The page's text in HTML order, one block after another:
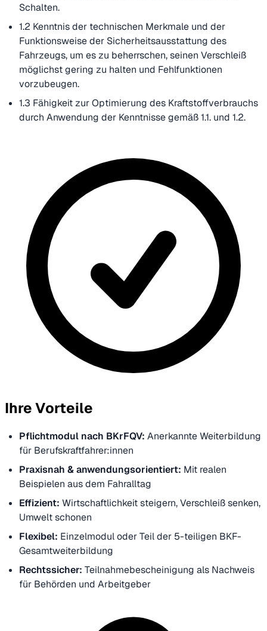
Schalten.
1.2 Kenntnis der technischen Merkmale und der
Funktionsweise der Sicherheitsausstattung des
Fahrzeugs, um es zu beherrschen, seinen Verschleiß
möglichst gering zu halten und Fehlfunktionen
vorzubeugen.
1.3 Fähigkeit zur Optimierung des Kraftstoffverbrauchs
durch Anwendung der Kenntnisse gemäß 1.1. und 1.2.
Ihre Vorteile
Pflichtmodul nach BKrFQV: Anerkannte Weiterbildung
für Berufskraftfahrer:innen
Praxisnah & anwendungsorientiert: Mit realen
Beispielen aus dem Fahralltag
Effizient: Wirtschaftlichkeit steigern, Verschleiß senken,
Umwelt schonen
Flexibel: Einzelmodul oder Teil der 5-teiligen BKF-
Gesamtweiterbildung
Rechtssicher: Teilnahmebescheinigung als Nachweis
für Behörden und Arbeitgeber